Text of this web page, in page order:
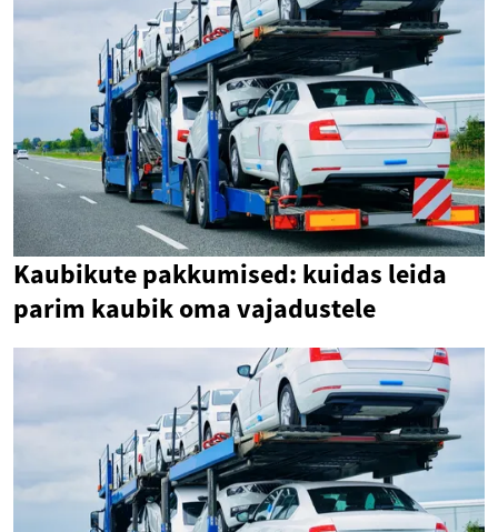
Kaubikute pakkumised: kuidas leida
parim kaubik oma vajadustele